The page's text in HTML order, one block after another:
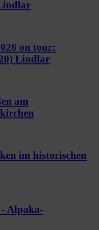
on tour:
Lindlar
am
im historischen
- Alpaka-